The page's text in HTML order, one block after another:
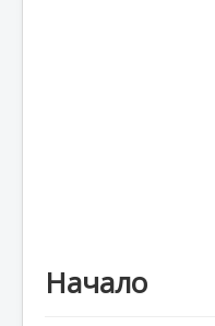
Начало